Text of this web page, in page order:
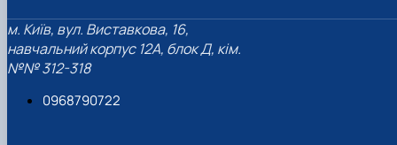
м. Київ, вул. Виставкова, 16,
навчальний корпус 12А, блок Д, кім.
№№ 312-318
0968790722